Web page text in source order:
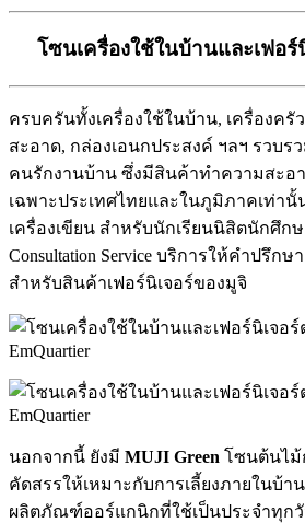
โซนเครื่องใช้ในบ้านและเฟอ
ครบครันทั้งเครื่องใช้ในบ้าน, เครื่องค
สะอาด, กล่องเอนกประสงค์ ฯลฯ รวบร
คนรักงานบ้าน ซึ่งมีสินค้าทำความสะอ
เฉพาะประเทศไทยและในภูมิภาคเท่า
เครื่องเขียน สำหรับนักเรียนนิสิตนักศึกษ
Consultation Service บริการให้คำปรึก
สำหรับสินค้าเฟอร์นิเจอร์ของมูจิ
นอกจากนี้ ยังมี MUJI Green โซนต้นไม้
คัดสรรให้เหมาะกับการเลี้ยงภายในบ้าน
ผลิตภัณฑ์ออร์แกนิกที่ใช้เป็นประจำทุก